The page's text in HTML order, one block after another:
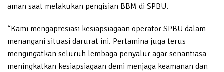
aman saat melakukan pengisian BBM di SPBU.
“Kami mengapresiasi kesiapsiagaan operator SPBU dalam
menangani situasi darurat ini. Pertamina juga terus
mengingatkan seluruh lembaga penyalur agar senantiasa
meningkatkan kesiapsiagaan demi menjaga keamanan dan